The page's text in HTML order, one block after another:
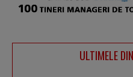
ULTIMELE